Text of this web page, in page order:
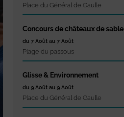
Place du Général de Gaulle
Concours de châteaux de sable
du 7 Août au 7 Août
Plage du passous
Glisse & Environnement
du 9 Août au 9 Août
Place du Général de Gaulle